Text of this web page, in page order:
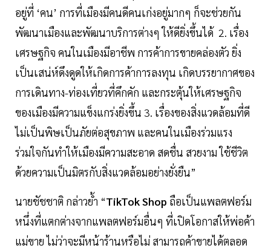
อยู่ที่ ‘คน’ การที่เมืองมีคนดีคนเก่งอยู่มากๆ ก็จะช่วยกัน
พัฒนาเมืองและพัฒนาบริการต่างๆ ให้ดียิ่งขึ้นได้ 2. เรื่อง
เศรษฐกิจ คนในเมืองมีอาชีพ การค้าการขายคล่องตัว ยิ่ง
เป็นเสน่ห์ดึงดูดให้เกิดการค้าการลงทุน เกิดบรรยากาศของ
การเดินทาง-ท่องเที่ยวที่คึกคัก และกระตุ้นให้เศรษฐกิจ
ของเมืองมีความแข็งแกร่งยิ่งขึ้น 3. เรื่องของสิ่งแวดล้อมที่ดี
ไม่เป็นพิษเป็นภัยต่อสุขภาพ และคนในเมืองร่วมแรง
ร่วมใจกันทำให้เมืองมีความสะอาด สดชื่น สวยงาม ใช้ชีวิต
ด้วยความเป็นมิตรกับสิ่งแวดล้อมอย่างยั่งยืน”
นายชัชชาติ กล่าวย้ำ “TikTok Shop ถือเป็นแพลตฟอร์ม
หนึ่งที่แตกต่างจากแพลตฟอร์มอื่นๆ ที่เปิดโอกาสให้พ่อค้า
แม่ขาย ไม่ว่าจะมีหน้าร้านหรือไม่ สามารถค้าขายได้ตลอด